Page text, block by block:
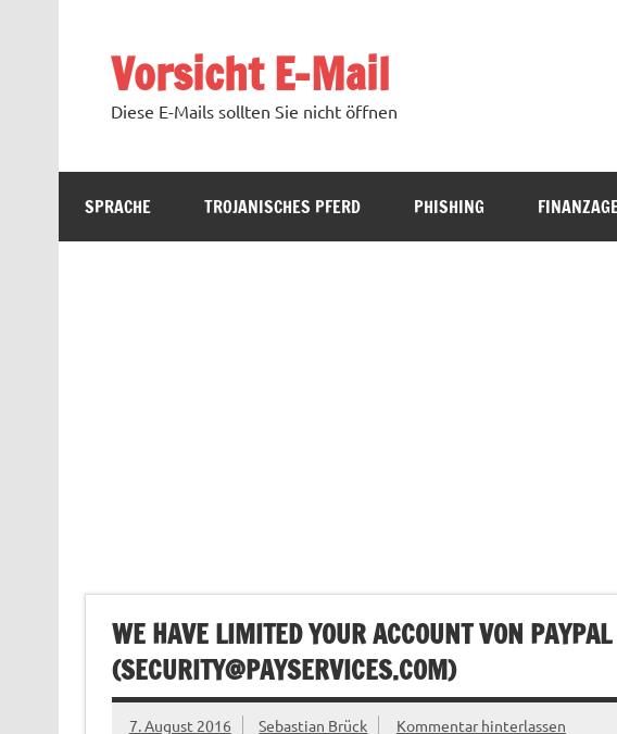
Vorsicht E-Mail
Diese E-Mails sollten Sie nicht öffnen
SPRACHE TROJANISCHES PFERD PHISHING
WE HAVE LIMITED YOUR ACCOUNT VON
(SECURITY@PAYSERVICES.COM)
7. August 2016 Sebastian Brück Kommentar hinterlassen